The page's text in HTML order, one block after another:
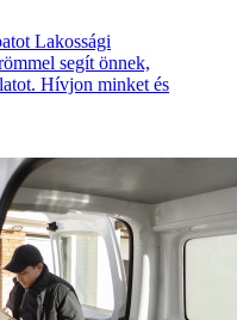
Lakossági
segít önnek,
Hívjon minket és